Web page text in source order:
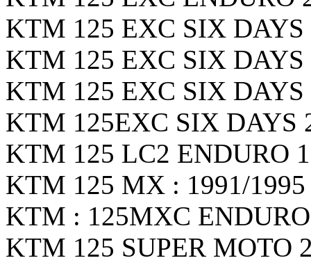
KTM 125 EXC SIX DAYS
KTM 125 EXC SIX DAYS
KTM 125 EXC SIX DAYS
KTM 125EXC SIX DAYS
KTM 125 LC2 ENDURO
KTM 125 MX : 1991/1995
KTM : 125MXC ENDURO
KTM 125 SUPER MOTO